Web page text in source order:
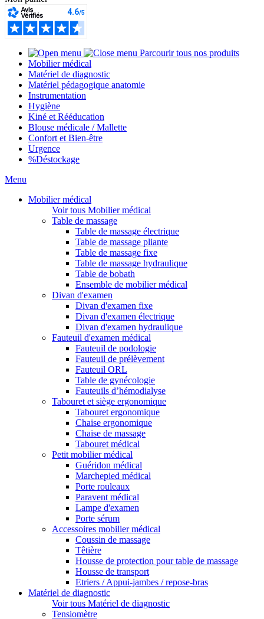
Parcourir tous nos produits
Mobilier médical
Matériel de diagnostic
Matériel pédagogique anatomie
Instrumentation
Hygiène
Kiné et Rééducation
Blouse médicale / Mallette
Confort et Bien-être
Urgence
%Déstockage
Menu
Mobilier médical
Voir tous Mobilier médical
Table de massage
Table de massage électrique
Table de massage pliante
Table de massage fixe
Table de massage hydraulique
Table de bobath
Ensemble de mobilier médical
Divan d'examen
Divan d'examen fixe
Divan d'examen électrique
Divan d'examen hydraulique
Fauteuil d'examen médical
Fauteuil de podologie
Fauteuil de prélèvement
Fauteuil ORL
Table de gynécologie
Fauteuils d’hémodialyse
Tabouret et siège ergonomique
Tabouret ergonomique
Chaise ergonomique
Chaise de massage
Tabouret médical
Petit mobilier médical
Guéridon médical
Marchepied médical
Porte rouleaux
Paravent médical
Lampe d'examen
Porte sérum
Accessoires mobilier médical
Coussin de massage
Têtière
Housse de protection pour table de massage
Housse de transport
Etriers / Appui-jambes / repose-bras
Matériel de diagnostic
Voir tous Matériel de diagnostic
Tensiomètre